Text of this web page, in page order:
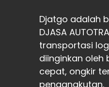
Djatgo adalah
DJASA
transportasi
diinginkan oleh
cepat, ongkir
pengangkutan.